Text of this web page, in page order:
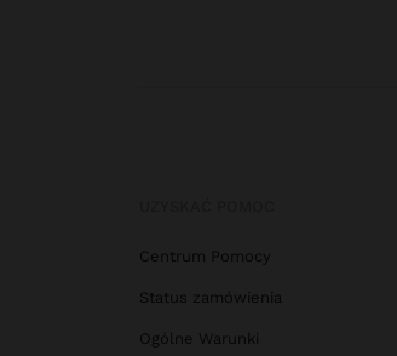
Centrum Pomocy
Status zamówienia
Ogólne Warunki